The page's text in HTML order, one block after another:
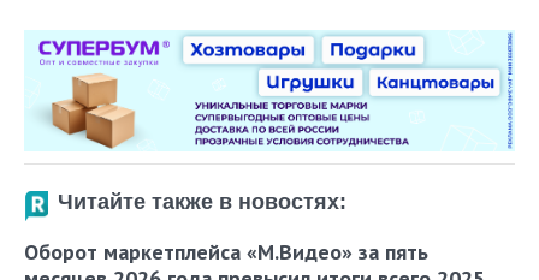
Читайте также в новостях:
Оборот маркетплейса «М.Видео» за пять